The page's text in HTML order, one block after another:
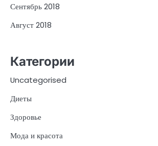
Сентябрь 2018
Август 2018
Категории
Uncategorised
Диеты
Здоровье
Мода и красота